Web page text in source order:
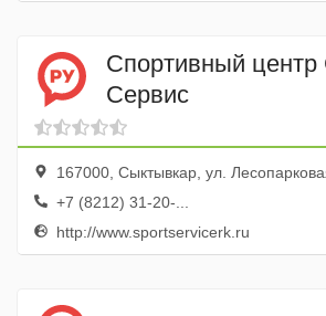
Спортивный центр
Сервис
167000, Сыктывкар, ул.
+7 (8212) 31-20-...
http://www.sportservicerk.ru